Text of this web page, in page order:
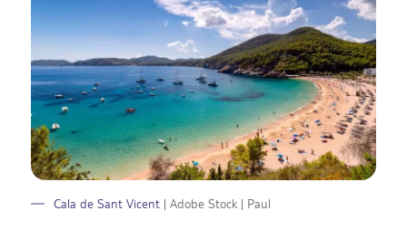
Cala de Sant Vicent | Adobe Stock | Paul